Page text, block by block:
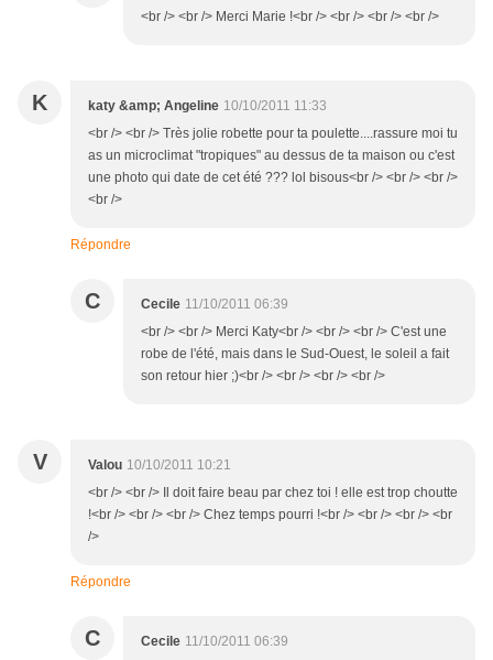
<br /> <br /> Merci Marie !<br /> <br /> <br /> <br />
K katy &amp; Angeline 10/10/2011 11:33
<br /> <br /> Très jolie robette pour ta poulette....rassure moi tu
as un microclimat "tropiques" au dessus de ta maison ou c'est
une photo qui date de cet été ??? lol bisous<br /> <br /> <br />
<br />
Répondre
C Cecile 11/10/2011 06:39
<br /> <br /> Merci Katy<br /> <br /> <br /> C'est une
robe de l'été, mais dans le Sud-Ouest, le soleil a fait
son retour hier ;)<br /> <br /> <br /> <br />
V Valou 10/10/2011 10:21
<br /> <br /> Il doit faire beau par chez toi ! elle est trop choutte
!<br /> <br /> <br /> Chez temps pourri !<br /> <br /> <br /> <br
/>
Répondre
C Cecile 11/10/2011 06:39